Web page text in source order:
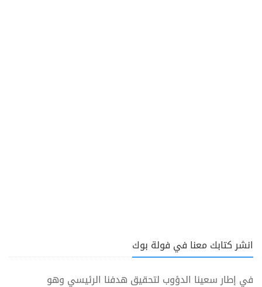
انشر كتابك معنا في فولة بوك
في إطار سعينا الدؤوب لتحقيق هدفنا الرئيسي وهو